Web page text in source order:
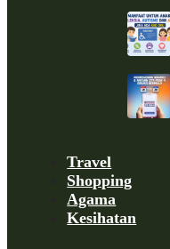
Travel
Shopping
Agama
Kesihatan